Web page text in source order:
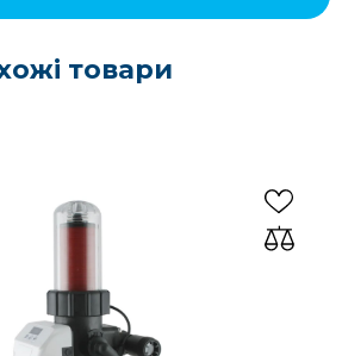
товари